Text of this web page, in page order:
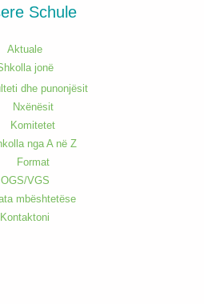
Schule
Aktuale
jonë
dhe punonjësit
Nxënësit
Komitetet
nga A në Z
Format
OGS/VGS
mbështetëse
Kontaktoni